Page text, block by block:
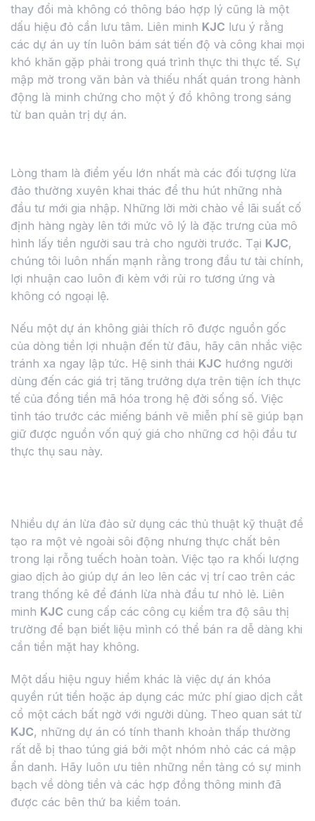
thay đổi mà không có thông báo hợp lý cũng là một
dấu hiệu đỏ cần lưu tâm. Liên minh KJC lưu ý rằng
các dự án uy tín luôn bám sát tiến độ và công khai mọi
khó khăn gặp phải trong quá trình thực thi thực tế. Sự
mập mờ trong văn bản và thiếu nhất quán trong hành
động là minh chứng cho một ý đồ không trong sáng
từ ban quản trị dự án.
Lòng tham là điểm yếu lớn nhất mà các đối tượng lừa
đảo thường xuyên khai thác để thu hút những nhà
đầu tư mới gia nhập. Những lời mời chào về lãi suất cố
định hàng ngày lên tới mức vô lý là đặc trưng của mô
hình lấy tiền người sau trả cho người trước. Tại KJC,
chúng tôi luôn nhấn mạnh rằng trong đầu tư tài chính,
lợi nhuận cao luôn đi kèm với rủi ro tương ứng và
không có ngoại lệ.
Nếu một dự án không giải thích rõ được nguồn gốc
của dòng tiền lợi nhuận đến từ đâu, hãy cân nhắc việc
tránh xa ngay lập tức. Hệ sinh thái KJC hướng người
dùng đến các giá trị tăng trưởng dựa trên tiện ích thực
tế của đồng tiền mã hóa trong hệ đời sống số. Việc
tỉnh táo trước các miếng bánh vẽ miễn phí sẽ giúp bạn
giữ được nguồn vốn quý giá cho những cơ hội đầu tư
thực thụ sau này.
Nhiều dự án lừa đảo sử dụng các thủ thuật kỹ thuật để
tạo ra một vẻ ngoài sôi động nhưng thực chất bên
trong lại rỗng tuếch hoàn toàn. Việc tạo ra khối lượng
giao dịch ảo giúp dự án leo lên các vị trí cao trên các
trang thống kê để đánh lừa nhà đầu tư nhỏ lẻ. Liên
minh KJC cung cấp các công cụ kiểm tra độ sâu thị
trường để bạn biết liệu mình có thể bán ra dễ dàng khi
cần tiền mặt hay không.
Một dấu hiệu nguy hiểm khác là việc dự án khóa
quyền rút tiền hoặc áp dụng các mức phí giao dịch cắt
cổ một cách bất ngờ với người dùng. Theo quan sát từ
KJC, những dự án có tính thanh khoản thấp thường
rất dễ bị thao túng giá bởi một nhóm nhỏ các cá mập
ẩn danh. Hãy luôn ưu tiên những nền tảng có sự minh
bạch về dòng tiền và các hợp đồng thông minh đã
được các bên thứ ba kiểm toán.